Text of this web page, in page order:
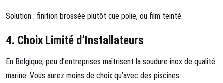
Solution : finition brossée plutôt que polie, ou film teinté.
4. Choix Limité d’Installateurs
En Belgique, peu d’entreprises maîtrisent la soudure inox de qualité
marine. Vous aurez moins de choix qu’avec des piscines